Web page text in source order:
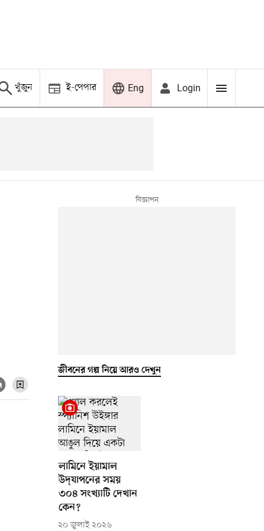
খুঁজুন ই-পেপার Eng Login
জীবনের গল্প নিয়ে আরও দেখুন
লামিনে ইয়ামাল
উদ্‌যাপনের সময়
৩০৪ সংখ্যাটি দেখান
কেন?
২০ জুলাই ২০২৬